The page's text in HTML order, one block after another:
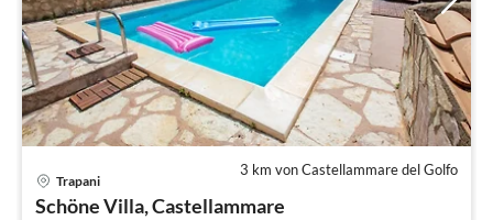
3 km von Castellammare del Golfo
Trapani
Schöne Villa, Castellammare